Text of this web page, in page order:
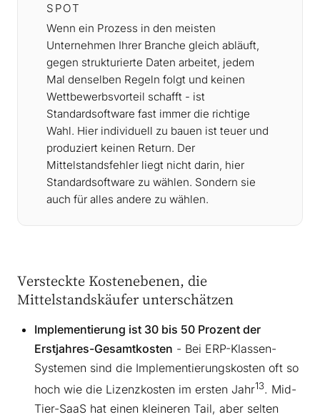
SPOT
Wenn ein Prozess in den meisten
Unternehmen Ihrer Branche gleich abläuft,
gegen strukturierte Daten arbeitet, jedem
Mal denselben Regeln folgt und keinen
Wettbewerbsvorteil schafft - ist
Standardsoftware fast immer die richtige
Wahl. Hier individuell zu bauen ist teuer und
produziert keinen Return. Der
Mittelstandsfehler liegt nicht darin, hier
Standardsoftware zu wählen. Sondern sie
auch für alles andere zu wählen.
Versteckte Kostenebenen, die
Mittelstandskäufer unterschätzen
Implementierung ist 30 bis 50 Prozent der
Erstjahres-Gesamtkosten - Bei ERP-Klassen-
Systemen sind die Implementierungskosten oft so
hoch wie die Lizenzkosten im ersten Jahr13. Mid-
Tier-SaaS hat einen kleineren Tail, aber selten